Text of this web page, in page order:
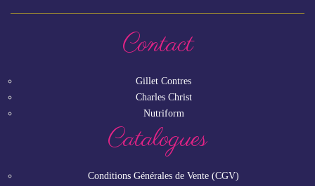
Contact
Gillet Contres
Charles Christ
Nutriform
Catalogues
Conditions Générales de Vente (CGV)